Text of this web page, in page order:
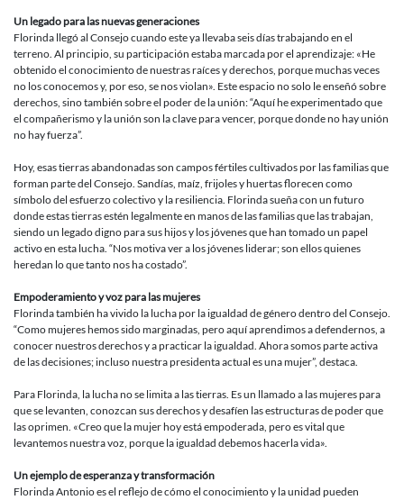
Un legado para las nuevas generaciones
Florinda llegó al Consejo cuando este ya llevaba seis días trabajando en el
terreno. Al principio, su participación estaba marcada por el aprendizaje: «He
obtenido el conocimiento de nuestras raíces y derechos, porque muchas veces
no los conocemos y, por eso, se nos violan». Este espacio no solo le enseñó sobre
derechos, sino también sobre el poder de la unión: “Aquí he experimentado que
el compañerismo y la unión son la clave para vencer, porque donde no hay unión
no hay fuerza”.
Hoy, esas tierras abandonadas son campos fértiles cultivados por las familias que
forman parte del Consejo. Sandías, maíz, frijoles y huertas florecen como
símbolo del esfuerzo colectivo y la resiliencia. Florinda sueña con un futuro
donde estas tierras estén legalmente en manos de las familias que las trabajan,
siendo un legado digno para sus hijos y los jóvenes que han tomado un papel
activo en esta lucha. “Nos motiva ver a los jóvenes liderar; son ellos quienes
heredan lo que tanto nos ha costado”.
Empoderamiento y voz para las mujeres
Florinda también ha vivido la lucha por la igualdad de género dentro del Consejo.
“Como mujeres hemos sido marginadas, pero aquí aprendimos a defendernos, a
conocer nuestros derechos y a practicar la igualdad. Ahora somos parte activa
de las decisiones; incluso nuestra presidenta actual es una mujer”, destaca.
Para Florinda, la lucha no se limita a las tierras. Es un llamado a las mujeres para
que se levanten, conozcan sus derechos y desafíen las estructuras de poder que
las oprimen. «Creo que la mujer hoy está empoderada, pero es vital que
levantemos nuestra voz, porque la igualdad debemos hacerla vida».
Un ejemplo de esperanza y transformación
Florinda Antonio es el reflejo de cómo el conocimiento y la unidad pueden